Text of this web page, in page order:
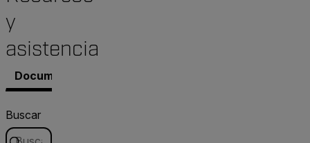
y
asistencia
Documentos
Buscar